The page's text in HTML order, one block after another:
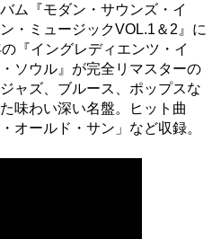
ム『モダン・サウンズ・イ
・ミュージックVOL.1＆2』に
『イングレディエンツ・イ
ソウル』が完全リマスターの
ャズ、ブルース、ポップスな
味わい深い名盤。ヒット曲
オールド・サン」など収録。